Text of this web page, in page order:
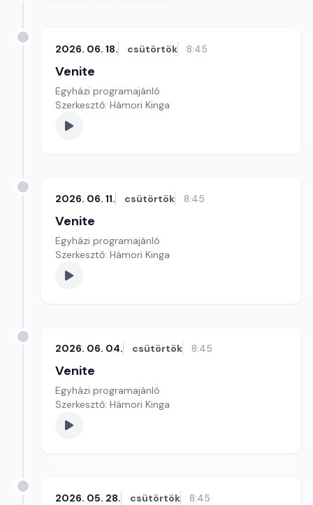
2026. 06. 18. csütörtök 8:45
Venite
Egyházi programajánló
Szerkesztő: Hámori Kinga
2026. 06. 11. csütörtök 8:45
Venite
Egyházi programajánló
Szerkesztő: Hámori Kinga
2026. 06. 04. csütörtök 8:45
Venite
Egyházi programajánló
Szerkesztő: Hámori Kinga
2026. 05. 28. csütörtök 8:45